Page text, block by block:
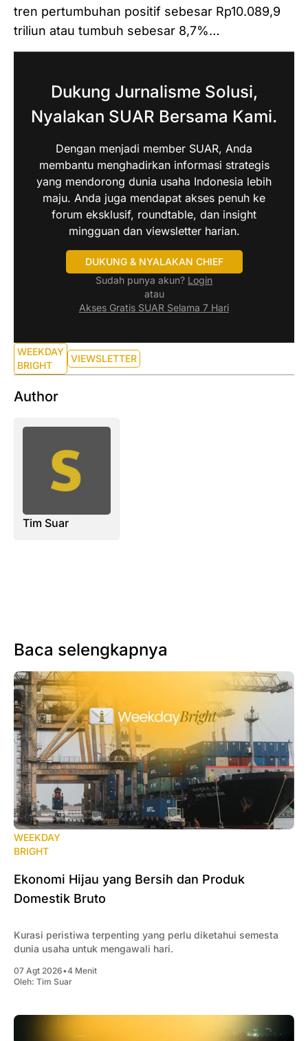
tren pertumbuhan positif sebesar Rp10.089,9
triliun atau tumbuh sebesar 8,7%…
Dukung Jurnalisme Solusi,
Nyalakan SUAR Bersama Kami.
Dengan menjadi member SUAR, Anda
membantu menghadirkan informasi strategis
yang mendorong dunia usaha Indonesia lebih
maju. Anda juga mendapat akses penuh ke
forum eksklusif, roundtable, dan insight
mingguan dan viewsletter harian.
DUKUNG & NYALAKAN CHIEF
Sudah punya akun? Login
atau
Akses Gratis SUAR Selama 7 Hari
WEEKDAY
BRIGHT
VIEWSLETTER
Author
Tim Suar
Baca selengkapnya
WEEKDAY
BRIGHT
Ekonomi Hijau yang Bersih dan Produk
Domestik Bruto
Kurasi peristiwa terpenting yang perlu diketahui semesta
dunia usaha untuk mengawali hari.
07 Agt 2026•4 Menit
Oleh: Tim Suar